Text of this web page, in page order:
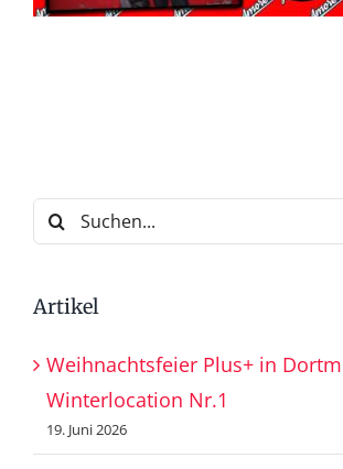
Suche
nach:
Artikel
Weihnachtsfeier Plus+ in
Winterlocation Nr.1
19. Juni 2026